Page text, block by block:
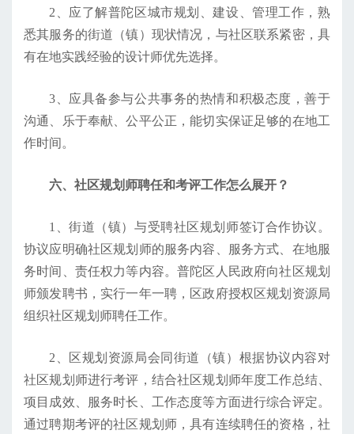
2、应了解普陀区城市规划、建设、管理工作，熟
悉其服务的街道（镇）现状情况，与社区联系紧密，具
有在地实践经验的设计师优先选择。
3、应具备参与公共事务的热情和积极态度，善于
沟通、乐于奉献、公平公正，能切实保证足够的在地工
作时间。
六、社区规划师聘任和考评工作怎么展开？
1、街道（镇）与受聘社区规划师签订合作协议。
协议应明确社区规划师的服务内容、服务方式、在地服
务时间、责任权力等内容。普陀区人民政府向社区规划
师颁发聘书，实行一年一聘，区政府授权区规划资源局
组织社区规划师聘任工作。
2、区规划资源局会同街道（镇）根据协议内容对
社区规划师进行考评，结合社区规划师年度工作总结、
项目成效、服务时长、工作态度等方面进行综合评定。
通过聘期考评的社区规划师，具有连续聘任的资格，社